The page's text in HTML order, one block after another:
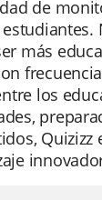
de
más
los
Quizizz